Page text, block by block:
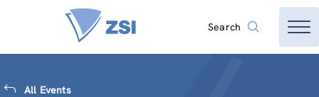
Search
All Events